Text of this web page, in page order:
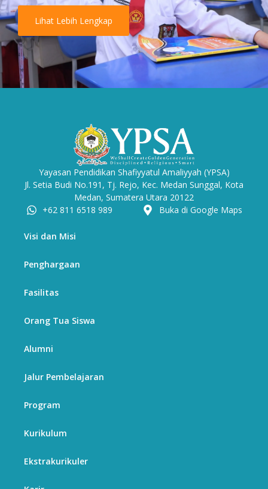
Lihat Lebih Lengkap
Yayasan Pendidikan Shafiyyatul Amaliyyah (YPSA)
Jl. Setia Budi No.191, Tj. Rejo, Kec. Medan Sunggal, Kota
Medan, Sumatera Utara 20122
+62 811 6518 989
Buka di Google Maps
Visi dan Misi
Penghargaan
Fasilitas
Orang Tua Siswa
Alumni
Jalur Pembelajaran
Program
Kurikulum
Ekstrakurikuler